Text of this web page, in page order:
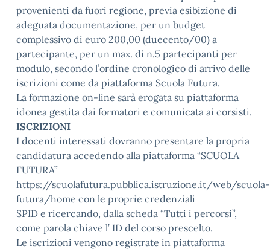
provenienti da fuori regione, previa esibizione di
adeguata documentazione, per un budget
complessivo di euro 200,00 (duecento/00) a
partecipante, per un max. di n.5 partecipanti per
modulo, secondo l’ordine cronologico di arrivo delle
iscrizioni come da piattaforma Scuola Futura.
La formazione on-line sarà erogata su piattaforma
idonea gestita dai formatori e comunicata ai corsisti.
ISCRIZIONI
I docenti interessati dovranno presentare la propria
candidatura accedendo alla piattaforma “SCUOLA
FUTURA”
https://scuolafutura.pubblica.istruzione.it/web/scuola-
futura/home con le proprie credenziali
SPID e ricercando, dalla scheda “Tutti i percorsi”,
come parola chiave l’ ID del corso prescelto.
Le iscrizioni vengono registrate in piattaforma